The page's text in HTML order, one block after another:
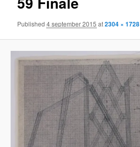
Published4 september 2015 at2304 × 1728